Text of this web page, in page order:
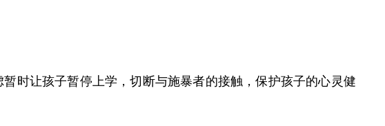
时让孩子暂停上学，切断与施暴者的接触，保护孩子的心灵健